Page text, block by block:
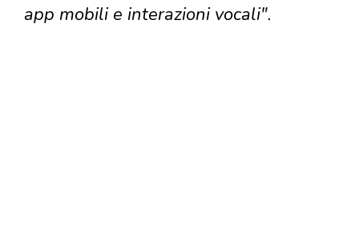
app mobili e interazioni vocali".